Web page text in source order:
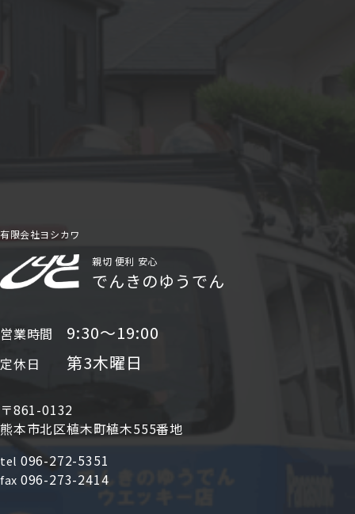
有限会社ヨシカワ
親切 便利 安心
でんきのゆうでん
営業時間 9:30〜19:00
定休日 第3木曜日
〒861-0132
熊本市北区植木町植木555番地
tel 096-272-5351
fax 096-273-2414